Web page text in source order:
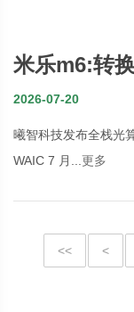
米乐m6:转
OFweek光通
2026-07-20
曦智科技发布全栈光
WAIC 7 月... 更多
<< <